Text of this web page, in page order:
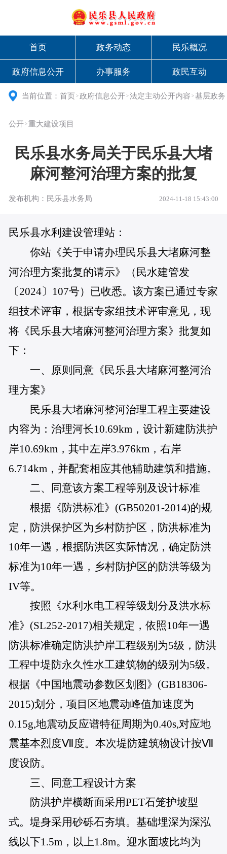
首页 政务动态 民乐概况
政府信息公开 办事服务 政民互动
当前位置：首页 > 政府信息公开 >法定主动公开内容 > 基层政务
公开 > 重大建设项目
民乐县水务局关于民乐县大堵
麻河整河治理方案的批复
发布机构：民乐县水务局 2024-11-18 15:43:00
民乐县水利建设管理站：
你站《关于申请办理民乐县大堵麻河整
河治理方案批复的请示》（民水建管发
〔2024〕107号）已收悉。该方案已通过专家
组技术评审，根据专家组技术评审意见，现
将《民乐县大堵麻河整河治理方案》批复如
下：
一、原则同意《民乐县大堵麻河整河治
理方案》
民乐县大堵麻河整河治理工程主要建设
内容为：治理河长10.69km，设计新建防洪护
岸10.69km，其中左岸3.976km，右岸
6.714km，并配套相应其他辅助建筑和措施。
二、同意该方案工程等别及设计标准
根据《防洪标准》(GB50201-2014)的规
定，防洪保护区为乡村防护区，防洪标准为
10年一遇，根据防洪区实际情况，确定防洪
标准为10年一遇，乡村防护区的防洪等级为
IV等。
按照《水利水电工程等级划分及洪水标
准》(SL252-2017)相关规定，依照10年一遇
防洪标准确定防洪护岸工程级别为5级，防洪
工程中堤防永久性水工建筑物的级别为5级。
根据《中国地震动参数区划图》(GB18306-
2015)划分，项目区地震动峰值加速度为
0.15g,地震动反应谱特征周期为0.40s,对应地
震基本烈度Ⅶ度。本次堤防建筑物设计按Ⅶ
度设防。
三、同意工程设计方案
防洪护岸横断面采用PET石笼护坡型
式。堤身采用砂砾石夯填。基础埋深为深泓
线以下1.5m，以上1.8m。迎水面坡比均为